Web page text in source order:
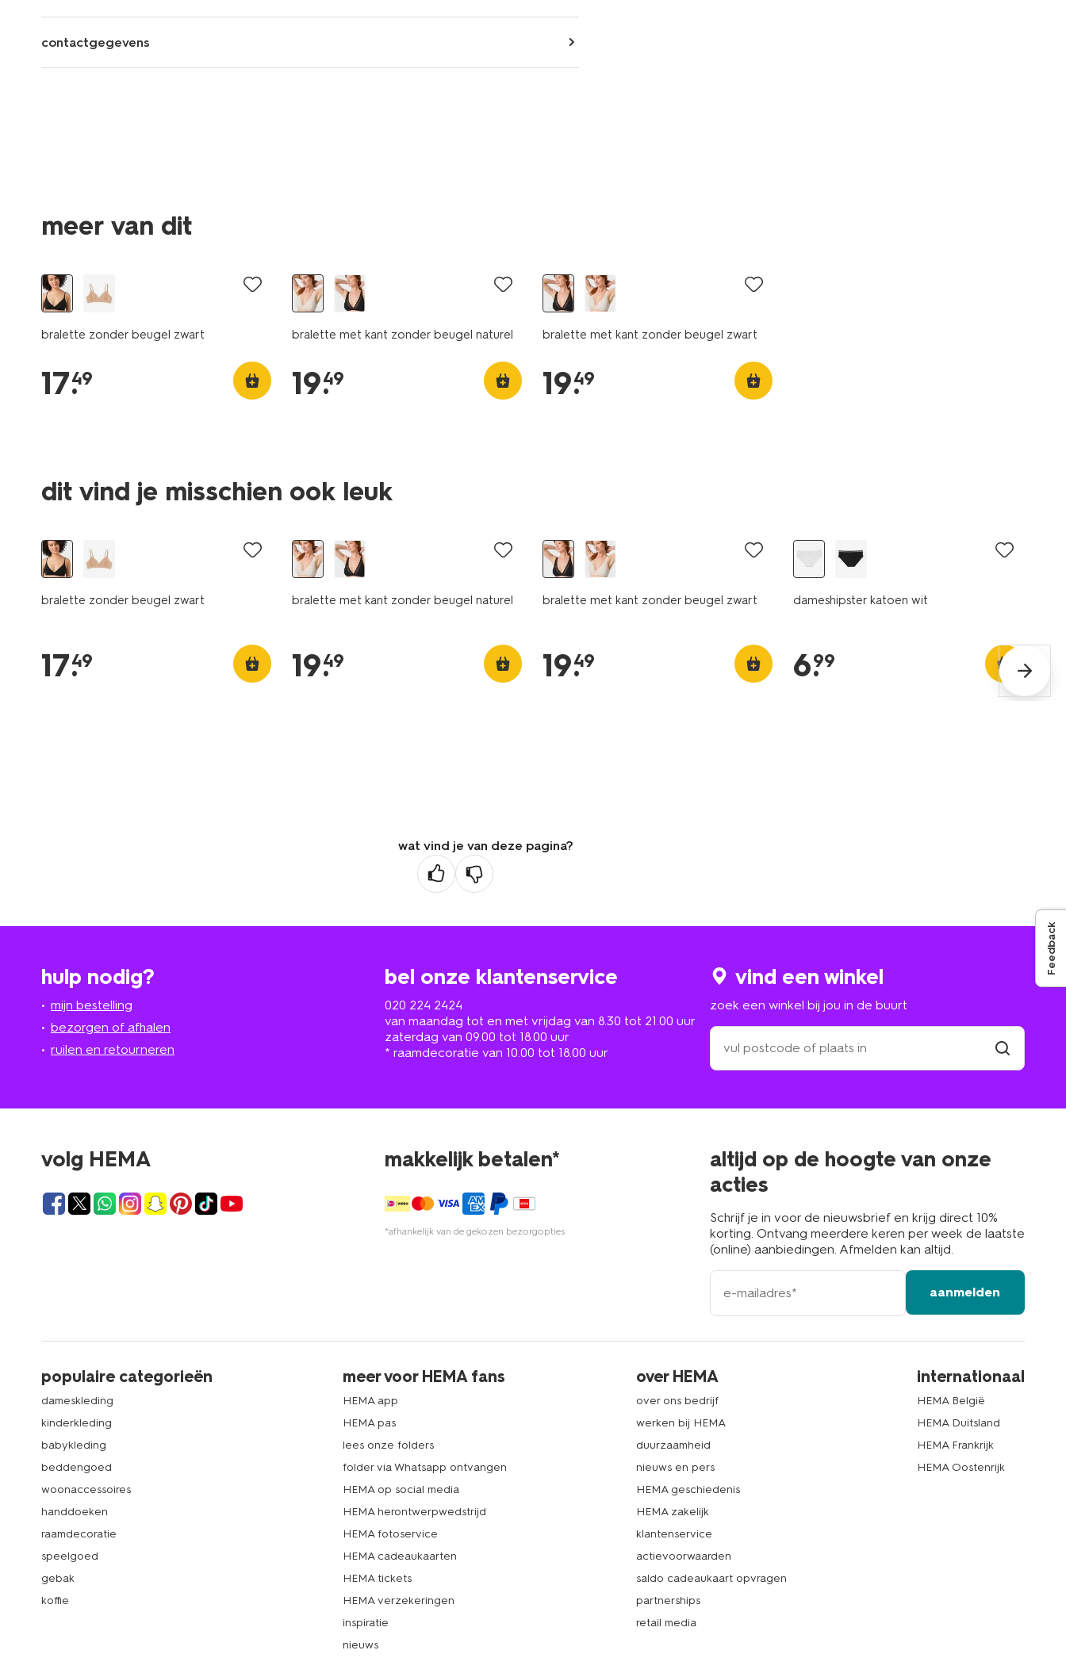
contactgegevens
meer van dit
bralette zonder beugel zwart
17.
49
bralette met kant zonder beugel naturel
19.
49
bralette met kant zonder beugel zwart
19.
49
dit vind je misschien ook leuk
bralette zonder beugel zwart
17.
49
bralette met kant zonder beugel naturel
19.
49
bralette met kant zonder beugel zwart
19.
49
dameshipster katoen wit
6.
99
wat vind je van deze pagina?
hulp nodig?
mijn bestelling
bezorgen of afhalen
ruilen en retourneren
bel onze klantenservice
020 224 2424
van maandag tot en met vrijdag van 8.30 tot 21.00 uur
zaterdag van 09.00 tot 18.00 uur
* raamdecoratie van 10.00 tot 18.00 uur
vind een winkel
zoek een winkel bij jou in de buurt
zoek
een
winkel
in
volg HEMA makkelijk betalen*
*afhankelijk van de gekozen bezorgopties
altijd op de hoogte van onze
acties
Schrijf je in voor de nieuwsbrief en krijg direct 10%
korting. Ontvang meerdere keren per week de laatste
(online) aanbiedingen. Afmelden kan altijd.
e-
mailadres
aanmelden
populaire categorieën
dameskleding
kinderkleding
babykleding
beddengoed
woonaccessoires
handdoeken
raamdecoratie
speelgoed
gebak
koffie
meer voor HEMA fans
HEMA app
HEMA pas
lees onze folders
folder via Whatsapp ontvangen
HEMA op social media
HEMA herontwerpwedstrijd
HEMA fotoservice
HEMA cadeaukaarten
HEMA tickets
HEMA verzekeringen
inspiratie
nieuws
over HEMA
over ons bedrijf
werken bij HEMA
duurzaamheid
nieuws en pers
HEMA geschiedenis
HEMA zakelijk
klantenservice
actievoorwaarden
saldo cadeaukaart opvragen
partnerships
retail media
internationaal
HEMA België
HEMA Duitsland
HEMA Frankrijk
HEMA Oostenrijk
Feedback